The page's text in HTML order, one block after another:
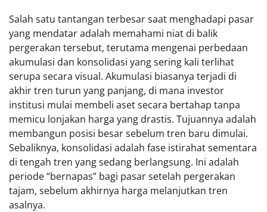
Salah satu tantangan terbesar saat menghadapi pasar
yang mendatar adalah memahami niat di balik
pergerakan tersebut, terutama mengenai perbedaan
akumulasi dan konsolidasi yang sering kali terlihat
serupa secara visual. Akumulasi biasanya terjadi di
akhir tren turun yang panjang, di mana investor
institusi mulai membeli aset secara bertahap tanpa
memicu lonjakan harga yang drastis. Tujuannya adalah
membangun posisi besar sebelum tren baru dimulai.
Sebaliknya, konsolidasi adalah fase istirahat sementara
di tengah tren yang sedang berlangsung. Ini adalah
periode “bernapas” bagi pasar setelah pergerakan
tajam, sebelum akhirnya harga melanjutkan tren
asalnya.